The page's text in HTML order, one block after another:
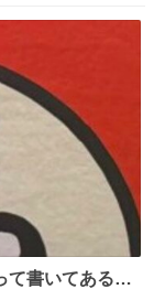
て書いてあるよ